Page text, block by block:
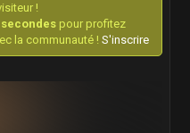
!
pour profitez
la communauté ! S'inscrire